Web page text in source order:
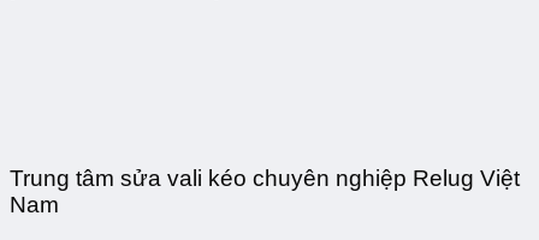
Trung tâm sửa vali kéo chuyên nghiệp Relug Việt
Nam